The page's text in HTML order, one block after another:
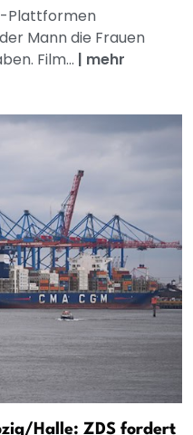
Plattformen
Mann die Frauen
Film... | mehr
Halle: ZDS fordert